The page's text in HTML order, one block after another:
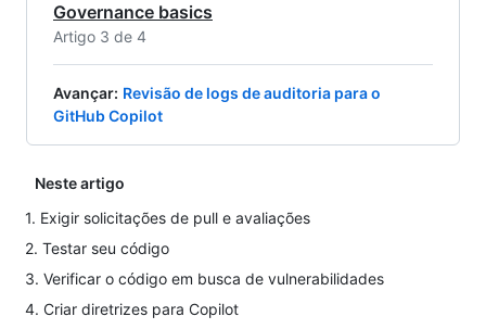
Governance basics
Artigo 3 de 4
Avançar: Revisão de logs de auditoria para o
GitHub Copilot
Neste artigo
1. Exigir solicitações de pull e avaliações
2. Testar seu código
3. Verificar o código em busca de vulnerabilidades
4. Criar diretrizes para Copilot